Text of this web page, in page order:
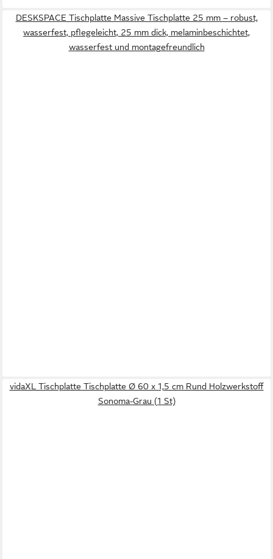
DESKSPACE Tischplatte Massive Tischplatte 25 mm – robust,
wasserfest, pflegeleicht, 25 mm dick, melaminbeschichtet,
wasserfest und montagefreundlich
vidaXL Tischplatte Tischplatte Ø 60 x 1,5 cm Rund Holzwerkstoff
Sonoma-Grau (1 St)